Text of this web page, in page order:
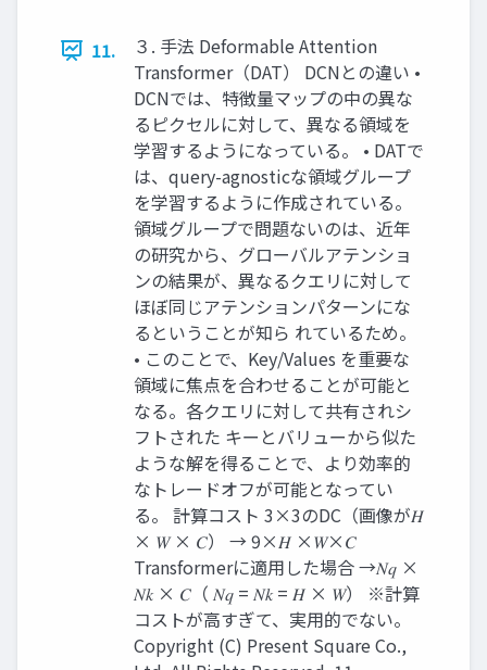
11.
３. 手法 Deformable Attention
Transformer（DAT） DCNとの違い •
DCNでは、特徴量マップの中の異な
るピクセルに対して、異なる領域を
学習するようになっている。 • DATで
は、query-agnosticな領域グループ
を学習するように作成されている。
領域グループで問題ないのは、近年
の研究から、グローバルアテンショ
ンの結果が、異なるクエリに対して
ほぼ同じアテンションパターンにな
るということが知ら れているため。
• このことで、Key/Values を重要な
領域に焦点を合わせることが可能と
なる。各クエリに対して共有されシ
フトされた キーとバリューから似た
ような解を得ることで、より効率的
なトレードオフが可能となってい
る。 計算コスト 3×3のDC（画像が𝐻
× 𝑊 × 𝐶） → 9×𝐻 ×𝑊×𝐶
Transformerに適用した場合 →𝑁𝑞 ×
𝑁𝑘 × 𝐶（ 𝑁𝑞 = 𝑁𝑘 = 𝐻 × 𝑊） ※計算
コストが高すぎて、実用的でない。
Copyright (C) Present Square Co.,